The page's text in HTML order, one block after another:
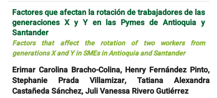
Factores que afectan la rotación de trabajadores de las
generaciones X y Y en las Pymes de Antioquia y
Santander
Factors that affect the rotation of two workers from
generations X and Y in SMEs in Antioquia and Santander
Erimar Carolina Bracho-Colina, Henry Fernández Pinto,
Stephanie Prada Villamizar, Tatiana Alexandra
Castañeda Sánchez, Juli Vanessa Rivero Gutiérrez